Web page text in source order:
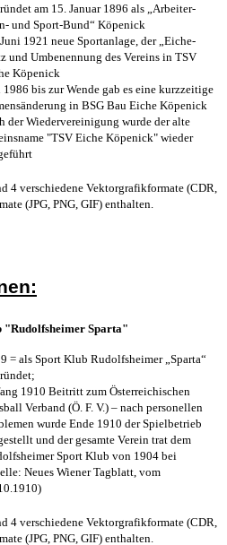
am 15. Januar 1896 als „Arbeiter-
und Sport-Bund“ Köpenick
1921 neue Sportanlage, der „Eiche-
und Umbenennung des Vereins in TSV
Köpenick
1986 bis zur Wende gab es eine kurzzeitige
in BSG Bau Eiche Köpenick
der Wiedervereinigung wurde der alte
"TSV Eiche Köpenick" wieder
4 verschiedene Vektorgrafikformate (CDR,
(JPG, PNG, GIF) enthalten.
"Rudolfsheimer Sparta"
= als Sport Klub Rudolfsheimer „Sparta“
1910 Beitritt zum Österreichischen
Verband (Ö. F. V.) – nach personellen
wurde Ende 1910 der Spielbetrieb
und der gesamte Verein trat dem
Sport Klub von 1904 bei
Neues Wiener Tagblatt, vom
4 verschiedene Vektorgrafikformate (CDR,
(JPG, PNG, GIF) enthalten.